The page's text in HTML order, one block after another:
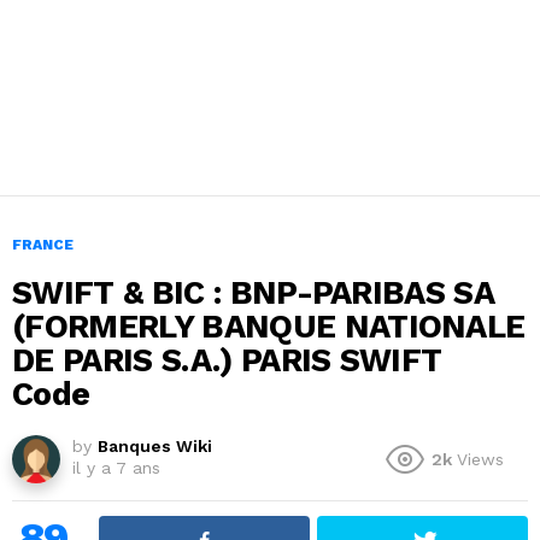
FRANCE
SWIFT & BIC : BNP-PARIBAS SA
(FORMERLY BANQUE NATIONALE
DE PARIS S.A.) PARIS SWIFT
Code
by Banques Wiki
il y a 7 ans
2k Views